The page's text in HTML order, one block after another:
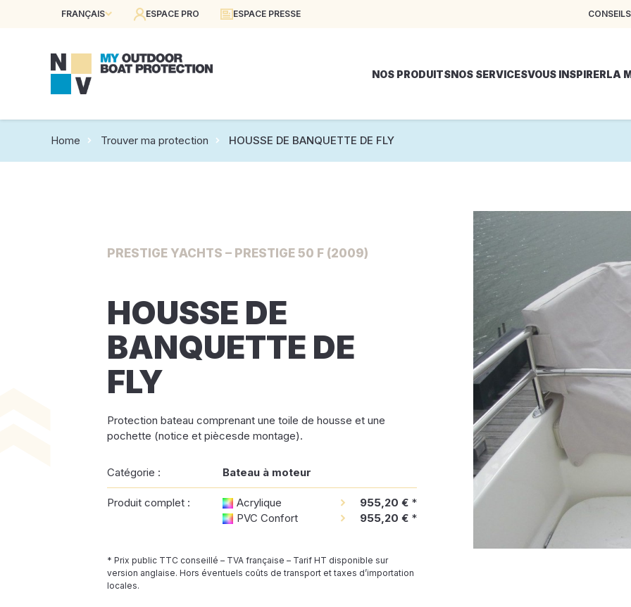
FRANÇAIS ESPACE PRO ESPACE PRESSE
NOS PRODUITSNOS SERVICESVOUS INSPIRERLA
Home Trouver ma protection HOUSSE DE BANQUETTE DE FLY
PRESTIGE YACHTS – PRESTIGE 50 F (2009)
HOUSSE DE
BANQUETTE DE
FLY
Protection bateau comprenant une toile de housse et une
pochette (notice et piècesde montage).
Catégorie : Bateau à moteur
Produit complet : Acrylique 955,20 € *
PVC Confort
955,20 € *
* Prix public TTC conseillé – TVA française – Tarif HT disponible sur
version anglaise. Hors éventuels coûts de transport et taxes d’importation
locales.